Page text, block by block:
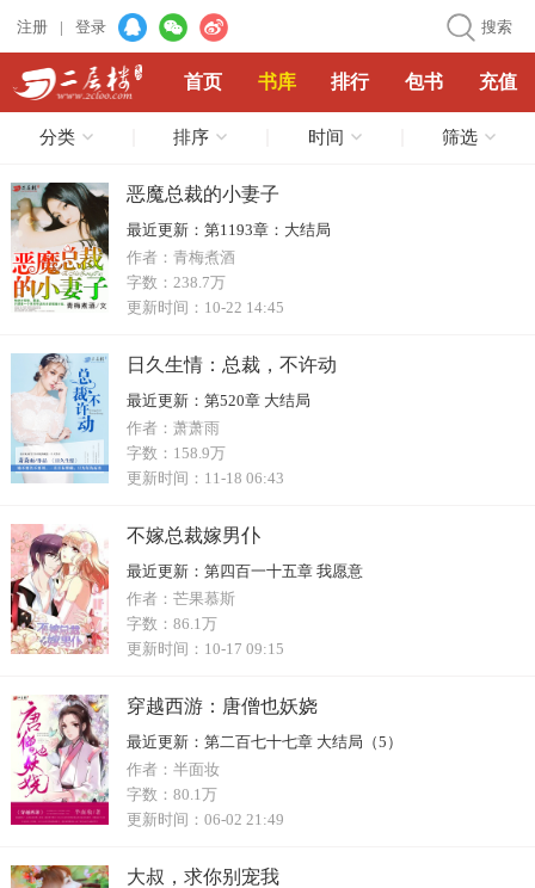
注册 | 登录 搜索
首页 书库 排行 包书 充值
分类 排序 时间 筛选
恶魔总裁的小妻子
最近更新： 第1193章：大结局
作者： 青梅煮酒
字数： 238.7万
更新时间： 10-22 14:45
日久生情：总裁，不许动
最近更新：
第520章 大结局
作者： 萧萧雨
字数： 158.9万
更新时间： 11-18 06:43
不嫁总裁嫁男仆
最近更新： 第四百一十五章 我愿意
作者： 芒果慕斯
字数： 86.1万
更新时间： 10-17 09:15
穿越西游：唐僧也妖娆
最近更新： 第二百七十七章 大结局（5）
作者： 半面妆
字数： 80.1万
更新时间： 06-02 21:49
大叔，求你别宠我